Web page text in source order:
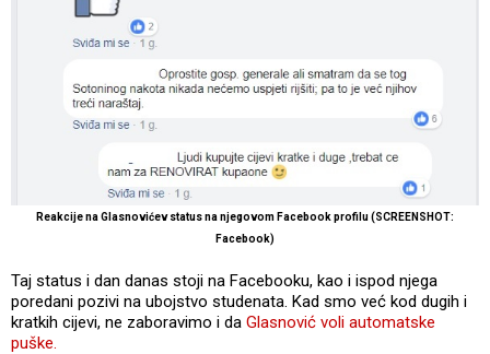
Reakcije na Glasnovićev status na njegovom Facebook profilu (SCREENSHOT:
Facebook)
Taj status i dan danas stoji na Facebooku, kao i ispod njega
poredani pozivi na ubojstvo studenata. Kad smo već kod dugih i
kratkih cijevi, ne zaboravimo i da Glasnović voli automatske
puške.